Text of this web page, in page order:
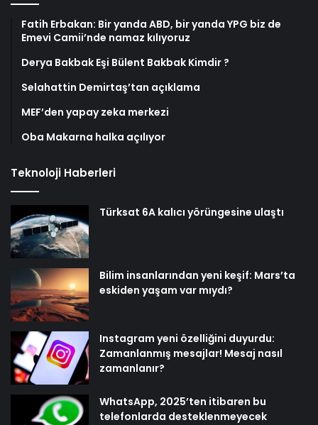
Fatih Erbakan: Bir yanda ABD, bir yanda YPG biz de
Emevi Camii’nde namaz kılıyoruz
Derya Bakbak Eşi Bülent Bakbak Kimdir ?
Selahattin Demirtaş’tan açıklama
MEF’den yapay zeka merkezi
Oba Makarna halka açılıyor
Teknoloji Haberleri
Türksat 6A kalıcı yörüngesine ulaştı
Bilim insanlarından yeni keşif: Mars’ta
eskiden yaşam var mıydı?
Instagram yeni özelliğini duyurdu:
Zamanlanmış mesajlar! Mesaj nasıl
zamanlanır?
WhatsApp, 2025’ten itibaren bu
telefonlarda desteklenmeyecek